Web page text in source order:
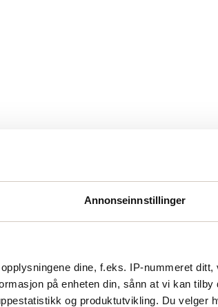
Annonseinnstillinger
dine, f.eks. IP-nummeret
på enheten din, sånn at vi kan tilby
og produktutvikling. Du velger